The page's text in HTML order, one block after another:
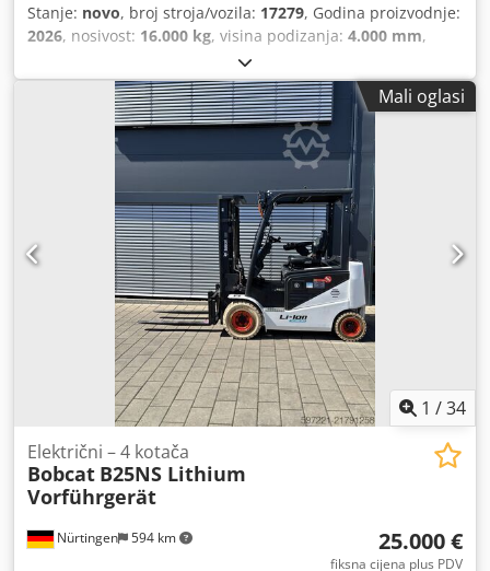
Stanje: novo, broj stroja/vozila: 17279, Godina proizvodnje:
2026, nosivost: 16.000 kg, visina podizanja: 4.000 mm,
, težište tereta:
goriva:dizel, vrsta jarbola:triplex, građevinska visina:
, duljina vilica:2.400 mm, veličina prednje
12.00-20 100%, veličina stražnje gume:
, ukupna masa: , Oprema: kabina
Cjdpfxszp T Auo Ah Eerf Serijski broj: FDC0H-5107-00494
Mali oglasi
1 /34
Nürtingen 594 km
Električni – 4 kotača
Bobcat B25NS Lithium
Vorführgerät
25.000 €
fiksna cijena plus PDV